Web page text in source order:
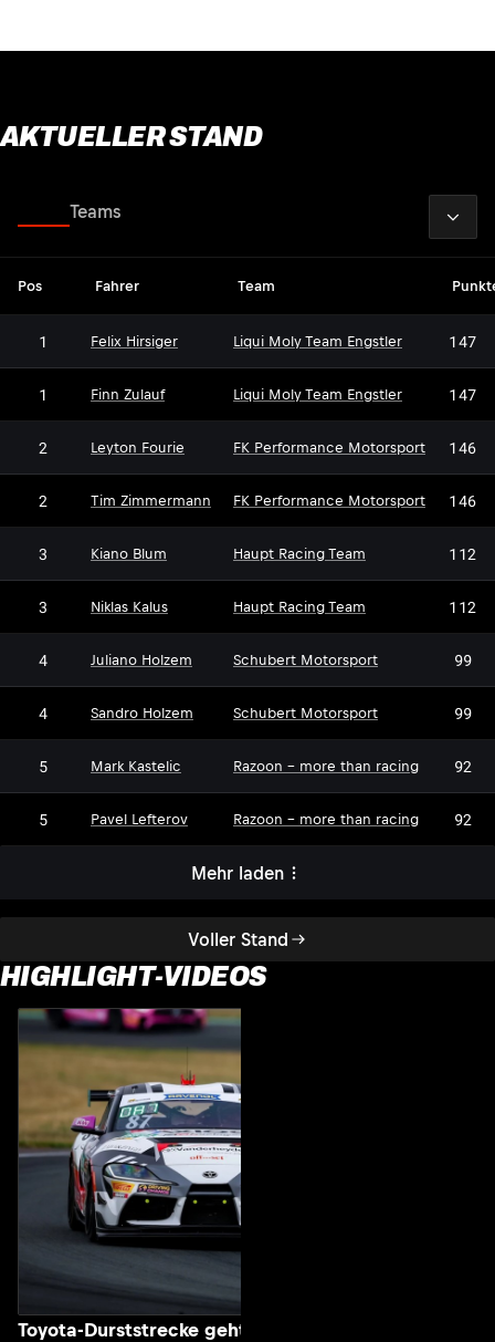
AKTUELLER STAND
Voller Stand
Teams
Pos Fahrer Team
1 Felix Hirsiger Liqui Moly Team Engstler 147
1 Finn Zulauf Liqui Moly Team Engstler 147
2 Leyton Fourie FK Performance Motorsport 146
2 Tim Zimmermann FK Performance Motorsport 146
3 Kiano Blum Haupt Racing Team 112
3 Niklas Kalus Haupt Racing Team 112
4 Juliano Holzem Schubert Motorsport 99
4 Sandro Holzem Schubert Motorsport 99
5 Mark Kastelic Razoon - more than racing 92
5 Pavel Lefterov Razoon - more than racing 92
Mehr laden
HIGHLIGHT-VIDEOS
Toyota-Durststrecke geht zu Ende